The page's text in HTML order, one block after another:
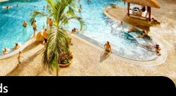
Auf der Karte anzeigen